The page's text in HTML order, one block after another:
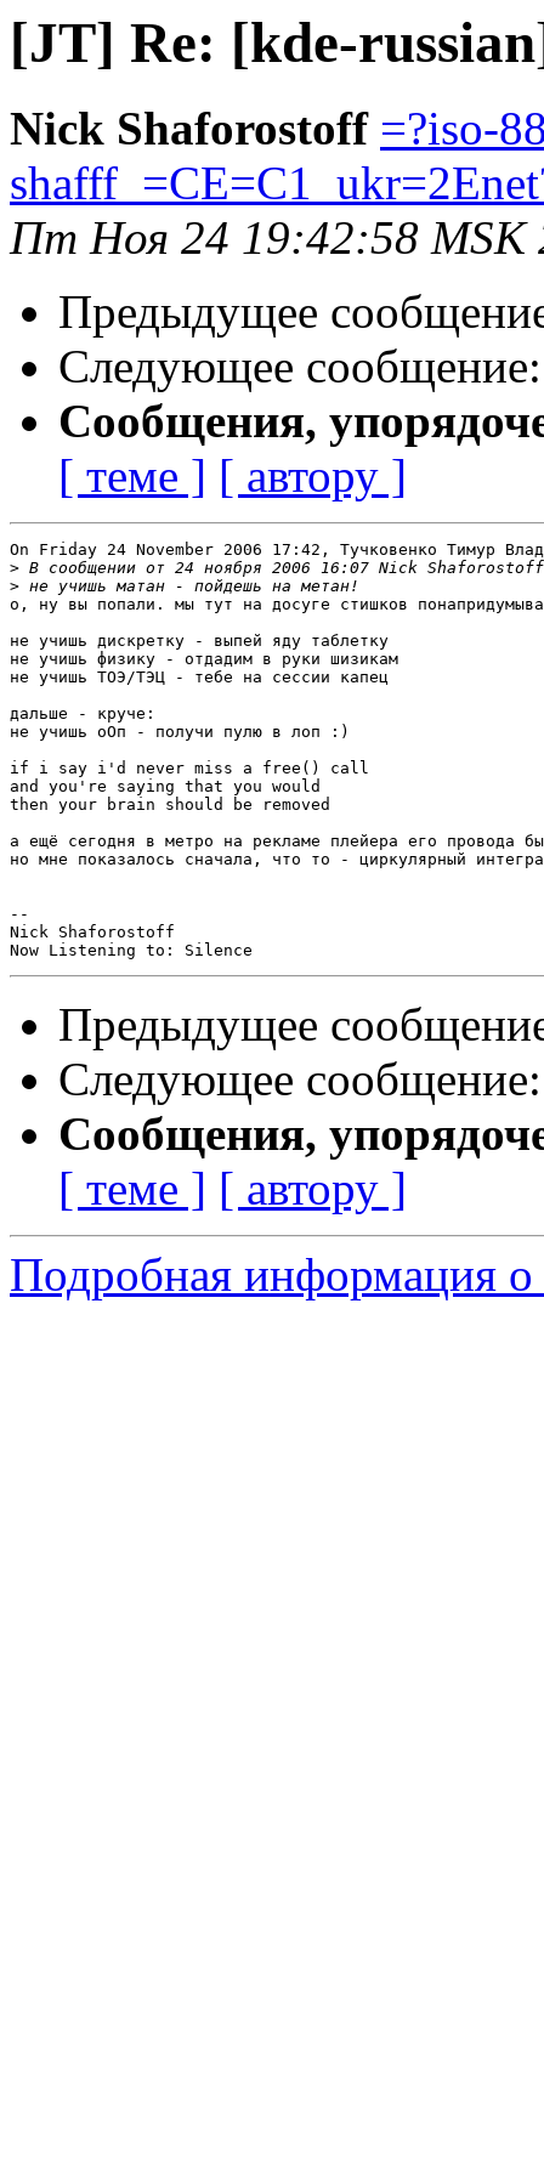
[JT] Re: [kde-
Nick Shaforostoff =?iso-
Пт Ноя 24 19:42:58 MSK
Предыдущее
Следующее
Сообщения,
[ теме ] [ автору ]
On Friday 24 November 2006 17:42, Тучковенко Тимур
>
>
о, ну вы попали. мы тут на досуге стишков
не учишь дискретку - выпей яду таблетку
не учишь физику - отдадим в руки шизикам
не учишь ТОЭ/ТЭЦ - тебе на сессии капец
дальше - круче:
не учишь оОп - получи пулю в лоп :)
if i say i'd never miss a free() call
and you're saying that you would
then your brain should be removed
а ещё сегодня в метро на рекламе плейера его провода
но мне показалось сначала, что то - циркулярный
--
Nick Shaforostoff
Предыдущее
Следующее
Сообщения,
[ теме ] [ автору ]
Подробная информация о